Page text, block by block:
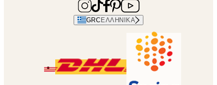
GRC ΕΛΛΗΝΙΚΆ